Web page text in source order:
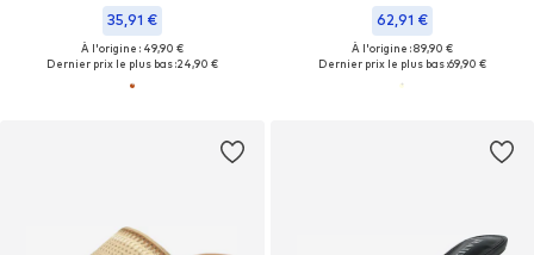
35,91 €
À l'origine : 49,90 €
Dernier prix le plus bas :24,90 €
62,91 €
À l'origine : 89,90 €
Dernier prix le plus bas :69,90 €